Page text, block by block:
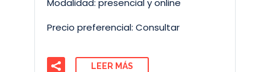
Modalidad: presencial y online
Precio preferencial: Consultar
LEER MÁS